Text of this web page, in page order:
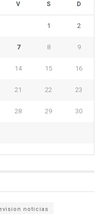
V S D
1 2
7 8 9
14 15 16
21 22 23
28 29 30
noticias